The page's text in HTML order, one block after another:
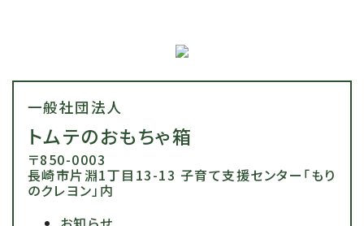
一般社団法人
トムテのおもちゃ箱
〒850-0003
長崎市片淵1丁目13-13 子育て支援センター「もり
のクレヨン」内